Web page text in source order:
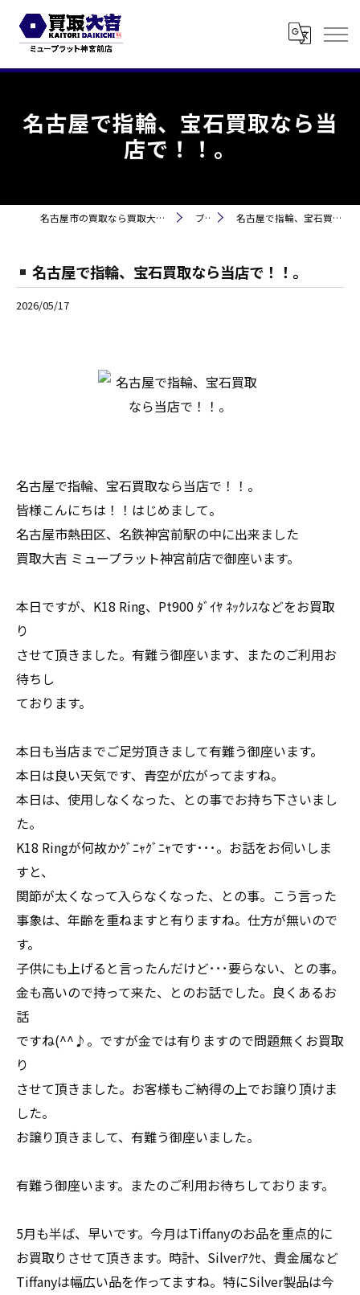
名古屋で指輪、宝石買取なら当
店で！！。
名古屋市の買取なら買取大吉 ミュープラット神宮前 ブログ 名古屋で指輪、宝石買取なら当店で！！。
名古屋で指輪、宝石買取なら当店で！！。
2026/05/17
名古屋で指輪、宝石買取なら当店で！！。
皆様こんにちは！！はじめまして。
名古屋市熱田区、名鉄神宮前駅の中に出来ました
買取大吉 ミュープラット神宮前店で御座います。
本日ですが、K18 Ring、Pt900 ﾀﾞｲﾔ ﾈｯｸﾚｽなどをお買取
り
させて頂きました。有難う御座います、またのご利用お
待ちし
ております。
本日も当店までご足労頂きまして有難う御座います。
本日は良い天気です、青空が広がってますね。
本日は、使用しなくなった、との事でお持ち下さいまし
た。
K18 Ringが何故かｸﾞﾆｬｸﾞﾆｬです･･･。お話をお伺いしま
すと、
関節が太くなって入らなくなった、との事。こう言った
事象は、年齢を重ねますと有りますね。仕方が無いので
す。
子供にも上げると言ったんだけど･･･要らない、との事。
金も高いので持って来た、とのお話でした。良くあるお
話
ですね(^^♪。ですが金では有りますので問題無くお買取
り
させて頂きました。お客様もご納得の上でお譲り頂けま
した。
お譲り頂きまして、有難う御座いました。
有難う御座います。またのご利用お待ちしております。
5月も半ば、早いです。今月はTiffanyのお品を重点的に
お買取りさせて頂きます。時計、Silverｱｸｾ、貴金属など
Tiffanyは幅広い品を作ってますね。特にSilver製品は今